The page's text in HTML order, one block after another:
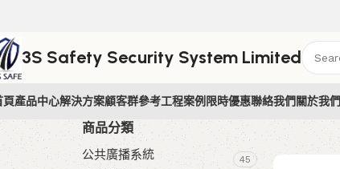
3S Safety Security System Limited
頁產品中心解決方案顧客群參考工程案例 限時優惠聯絡我們 關於我們
商品分類
公共廣播系統 45